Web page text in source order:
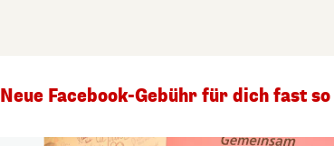
Neue Facebook-Gebühr für dich fast